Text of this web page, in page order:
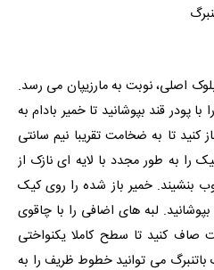
اصلی، نوبت به مارزیپان می رسد.
پودر قند بپوشانید تا خمیر بادام به
کنید تا به ضخامت تقریبا نیم سانتی
به طور مجدد با لایه ای نازک از
بنشیند. خمیر باز شده را روی کیک
لبه های اضافی را با چاقوی
صاف کنید تا سطح کاملا یکنواختی
می توانید خطوط ظریف را به